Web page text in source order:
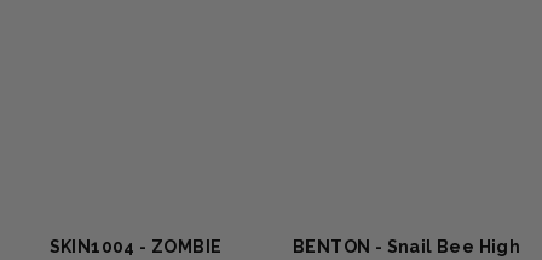
SKIN1004 - ZOMBIE
BENTON - Snail Bee High